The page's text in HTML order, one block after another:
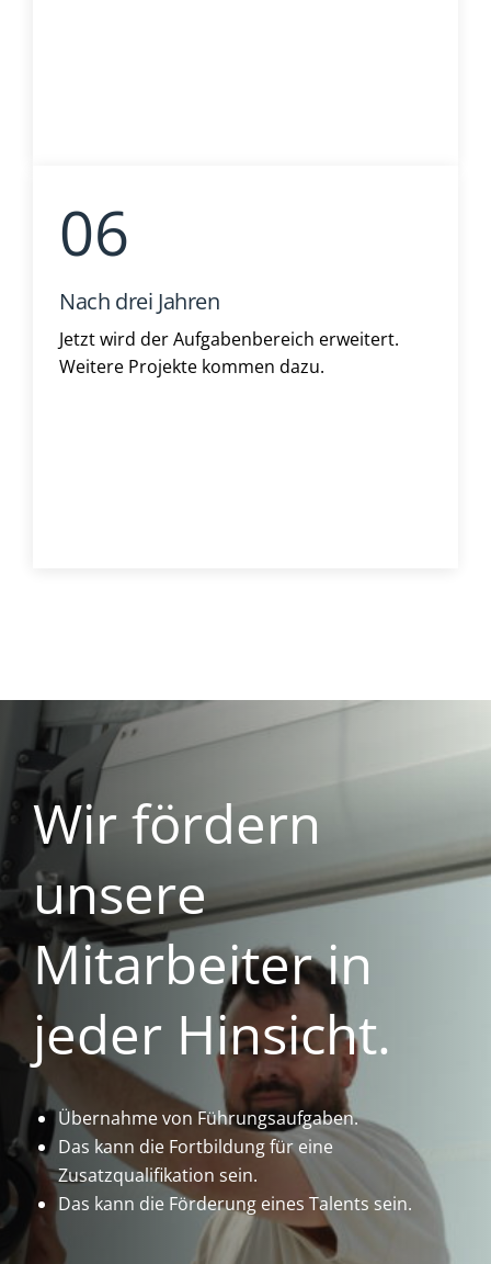
Nach drei Jahren
Jetzt wird der Aufgabenbereich erweitert.
Weitere Projekte kommen dazu.
Wir fördern
unsere
Mitarbeiter in
jeder Hinsicht.
Übernahme von Führungsaufgaben.
Das kann die Fortbildung für eine
Zusatzqualifikation sein.
Das kann die Förderung eines Talents sein.